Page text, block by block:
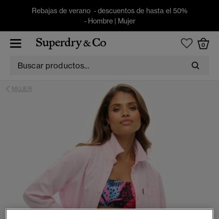
Rebajas de verano - descuentos de hasta el 50%
- Hombre| Mujer
0
MUJER